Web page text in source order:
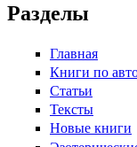
Разделы
Главная
Книги по
Статьи
Тексты
Новые книги